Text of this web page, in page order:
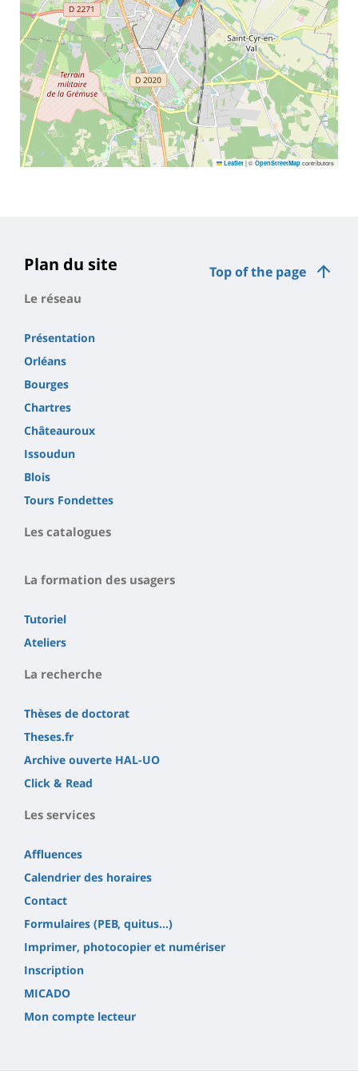
Leaflet |© OpenStreetMap contributors
Top of the page
Plan du site
Le réseau
Présentation
Orléans
Bourges
Chartres
Châteauroux
Issoudun
Blois
Tours Fondettes
Les catalogues
La formation des usagers
Tutoriel
Ateliers
La recherche
Thèses de doctorat
Theses.fr
Archive ouverte HAL-UO
Click & Read
Les services
Affluences
Calendrier des horaires
Contact
Formulaires (PEB, quitus...)
Imprimer, photocopier et numériser
Inscription
MICADO
Mon compte lecteur